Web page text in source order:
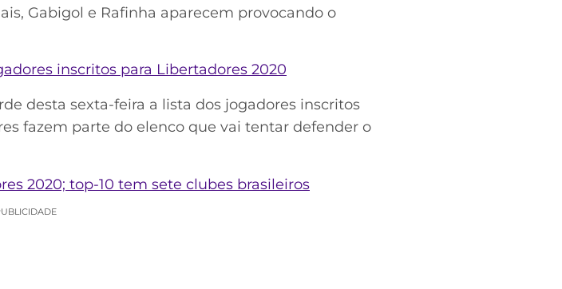
Gabigol e Rafinha aparecem provocando o
inscritos para Libertadores 2020
desta sexta-feira a lista dos jogadores inscritos
fazem parte do elenco que vai tentar defender o
2020; top-10 tem sete clubes brasileiros